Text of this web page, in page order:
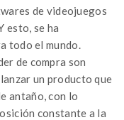
de videojuegos
esto, se ha
todo el mundo.
de compra son
un producto que
antaño, con lo
constante a la